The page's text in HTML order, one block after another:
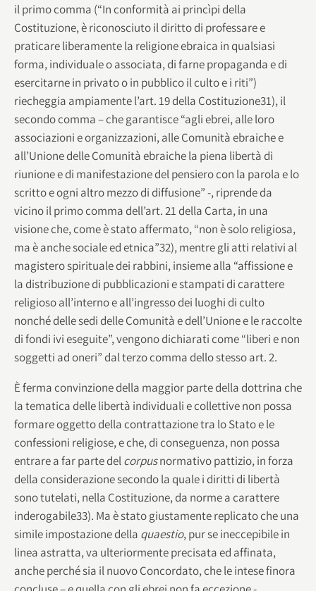
il primo comma (“In conformità ai princìpi della
Costituzione, è riconosciuto il diritto di professare e
praticare liberamente la religione ebraica in qualsiasi
forma, individuale o associata, di farne propaganda e di
esercitarne in privato o in pubblico il culto e i riti”)
riecheggia ampiamente l’art. 19 della Costituzione31), il
secondo comma – che garantisce “agli ebrei, alle loro
associazioni e organizzazioni, alle Comunità ebraiche e
all’Unione delle Comunità ebraiche la piena libertà di
riunione e di manifestazione del pensiero con la parola e lo
scritto e ogni altro mezzo di diffusione” -, riprende da
vicino il primo comma dell’art. 21 della Carta, in una
visione che, come è stato affermato, “non è solo religiosa,
ma è anche sociale ed etnica”32), mentre gli atti relativi al
magistero spirituale dei rabbini, insieme alla “affissione e
la distribuzione di pubblicazioni e stampati di carattere
religioso all’interno e all’ingresso dei luoghi di culto
nonché delle sedi delle Comunità e dell’Unione e le raccolte
di fondi ivi eseguite”, vengono dichiarati come “liberi e non
soggetti ad oneri” dal terzo comma dello stesso art. 2.
È ferma convinzione della maggior parte della dottrina che
la tematica delle libertà individuali e collettive non possa
formare oggetto della contrattazione tra lo Stato e le
confessioni religiose, e che, di conseguenza, non possa
entrare a far parte delcorpusnormativo pattizio, in forza
della considerazione secondo la quale i diritti di libertà
sono tutelati, nella Costituzione, da norme a carattere
inderogabile33). Ma è stato giustamente replicato che una
simile impostazione della quaestio, pur se ineccepibile in
linea astratta, va ulteriormente precisata ed affinata,
anche perché sia il nuovo Concordato, che le intese finora